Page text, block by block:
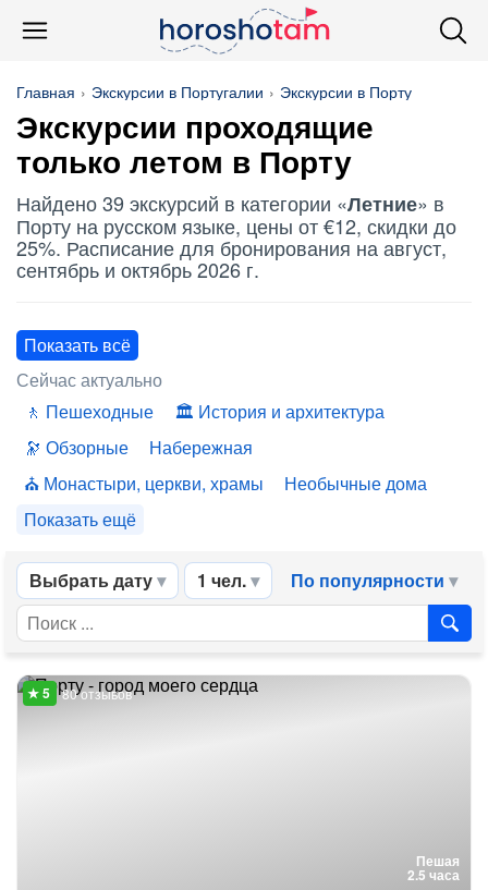
Главная Экскурсии в Португалии Экскурсии в Порту
Экскурсии проходящие
только летом в Порту
Найдено 39 экскурсий в категории «Летние» в
Порту на русском языке, цены от €12, скидки до
25%. Расписание для бронирования на август,
сентябрь и октябрь 2026 г.
Показать всё
Сейчас актуально
Пешеходные
История и архитектура
Обзорные
Набережная
Монастыри, церкви, храмы
Необычные дома
Показать ещё
Выбрать дату 1 чел. По популярности
Пешая
2.5 часа
80 отзывов